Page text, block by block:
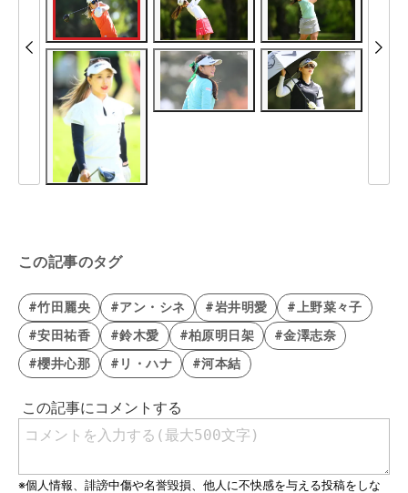
この記事のタグ
#竹田麗央 #アン・シネ #岩井明愛
#上野菜々子
#安田祐香
#鈴木愛 #柏原明日架
#金澤志奈
#櫻井心那
#リ・ハナ #河本結